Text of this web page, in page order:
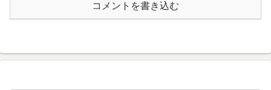
コメントを書き込む